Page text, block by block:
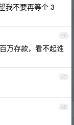
我不要再等个 3
46
万存款，看不起谁
47
48